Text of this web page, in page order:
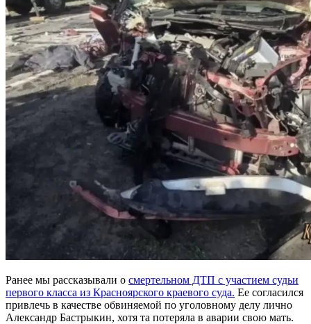
Ранее мы рассказывали о смертельном ДТП с участием судьи
первого класса из Красноярского краевого суда. Ее согласился
привлечь в качестве обвиняемой по уголовному делу лично
Александр Бастрыкин, хотя та потеряла в аварии свою мать.